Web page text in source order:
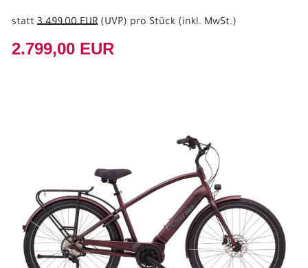
statt 3.499,00 EUR (UVP) pro Stück (inkl. MwSt.)
2.799,00 EUR